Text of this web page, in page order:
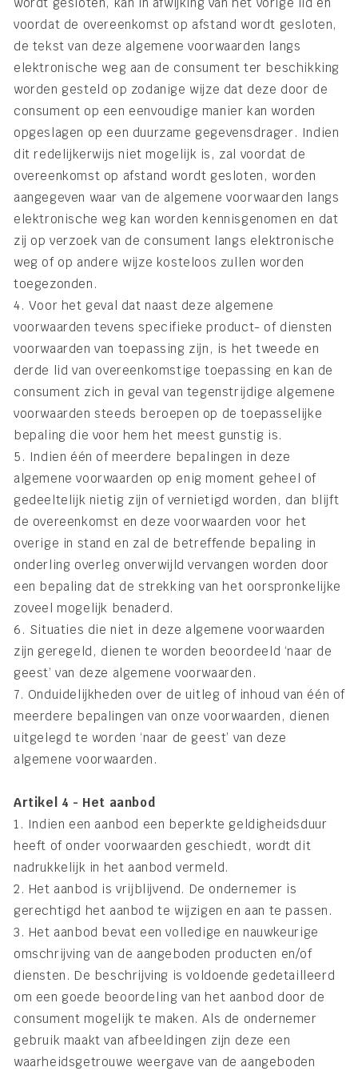
voordat de overeenkomst op afstand wordt gesloten,
de tekst van deze algemene voorwaarden langs
elektronische weg aan de consument ter beschikking
worden gesteld op zodanige wijze dat deze door de
consument op een eenvoudige manier kan worden
opgeslagen op een duurzame gegevensdrager. Indien
dit redelijkerwijs niet mogelijk is, zal voordat de
overeenkomst op afstand wordt gesloten, worden
aangegeven waar van de algemene voorwaarden langs
elektronische weg kan worden kennisgenomen en dat
zij op verzoek van de consument langs elektronische
weg of op andere wijze kosteloos zullen worden
toegezonden.
4. Voor het geval dat naast deze algemene
voorwaarden tevens specifieke product- of diensten
voorwaarden van toepassing zijn, is het tweede en
derde lid van overeenkomstige toepassing en kan de
consument zich in geval van tegenstrijdige algemene
voorwaarden steeds beroepen op de toepasselijke
bepaling die voor hem het meest gunstig is.
5. Indien één of meerdere bepalingen in deze
algemene voorwaarden op enig moment geheel of
gedeeltelijk nietig zijn of vernietigd worden, dan blijft
de overeenkomst en deze voorwaarden voor het
overige in stand en zal de betreffende bepaling in
onderling overleg onverwijld vervangen worden door
een bepaling dat de strekking van het oorspronkelijke
zoveel mogelijk benaderd.
6. Situaties die niet in deze algemene voorwaarden
zijn geregeld, dienen te worden beoordeeld ‘naar de
geest’ van deze algemene voorwaarden.
7. Onduidelijkheden over de uitleg of inhoud van één of
meerdere bepalingen van onze voorwaarden, dienen
uitgelegd te worden ‘naar de geest’ van deze
algemene voorwaarden.
Artikel 4 - Het aanbod
1. Indien een aanbod een beperkte geldigheidsduur
heeft of onder voorwaarden geschiedt, wordt dit
nadrukkelijk in het aanbod vermeld.
2. Het aanbod is vrijblijvend. De ondernemer is
gerechtigd het aanbod te wijzigen en aan te passen.
3. Het aanbod bevat een volledige en nauwkeurige
omschrijving van de aangeboden producten en/of
diensten. De beschrijving is voldoende gedetailleerd
om een goede beoordeling van het aanbod door de
consument mogelijk te maken. Als de ondernemer
gebruik maakt van afbeeldingen zijn deze een
waarheidsgetrouwe weergave van de aangeboden